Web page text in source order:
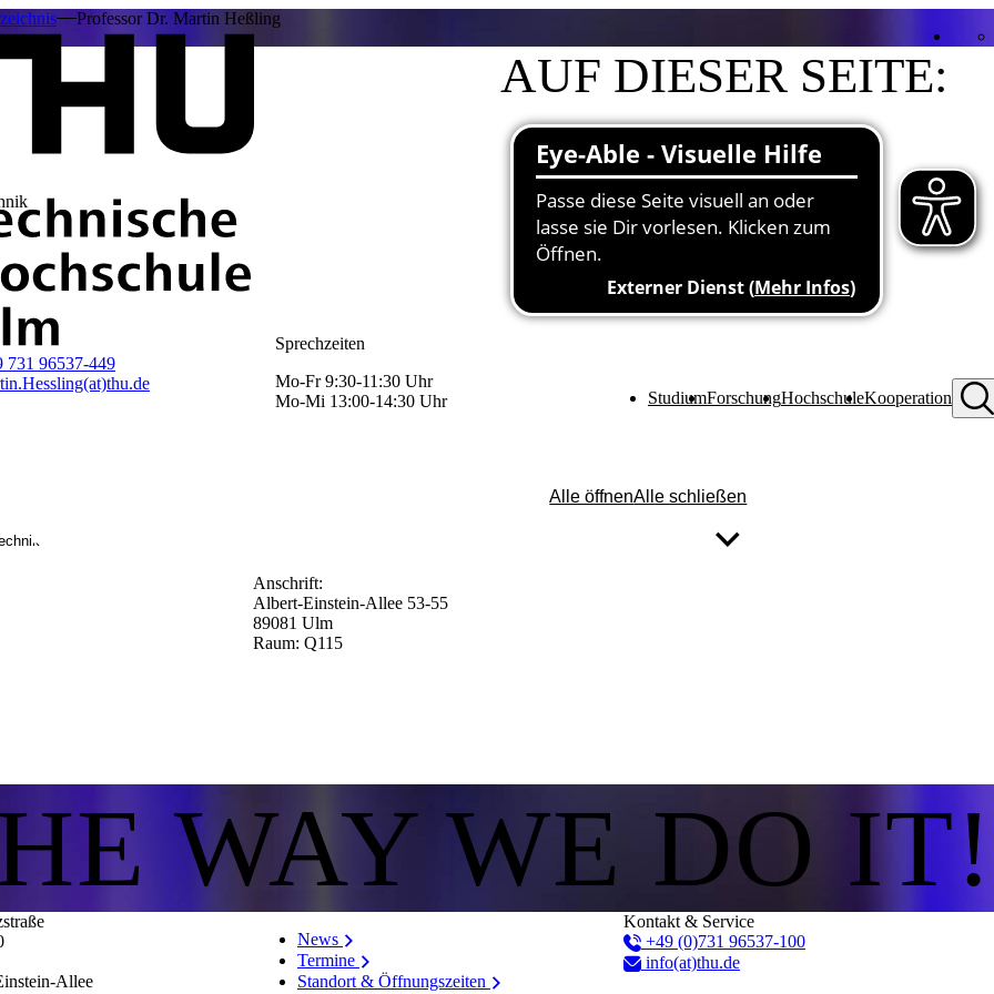
StudiumForschungHochschuleKooperation
Professor Dr. Martin Heßling
AUF DIESER SEITE:
Kontakt
Funktionen an der Hochschule
731 96537-449
Sprechzeiten
Mo-Fr 9:30-11:30 Uhr
Mo-Mi 13:00-14:30 Uhr
Alle öffnenAlle schließen
Anschrift:
Albert-Einstein-Allee 53-55
89081 Ulm
Raum: Q115
WAY WE DO IT!
Allee
News
Termine
Standort & Öffnungszeiten
Kontakt & Service
+49 (0)731 96537-100
info(at)thu.de